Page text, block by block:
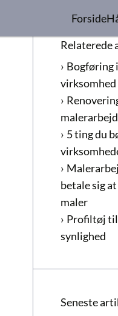
Forside
Relaterede
Bogføring
virksomhed
5 ting du
betale sig
maler
Profiltøj til
synlighed
Seneste